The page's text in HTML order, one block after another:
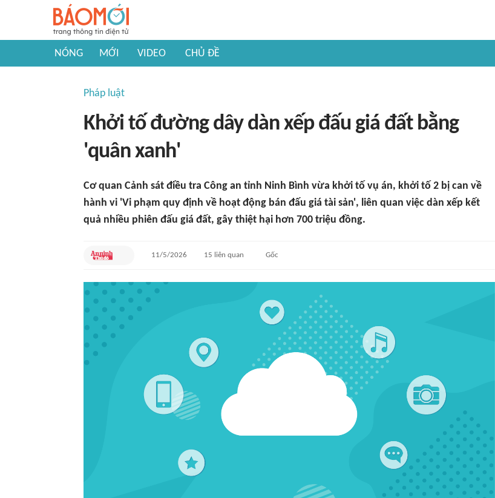
NÓNG MỚI VIDEO CHỦ ĐỀ
Pháp luật
Khởi tố đường dây dàn xếp đấu giá đất bằng
'quân xanh'
Cơ quan Cảnh sát điều tra Công an tỉnh Ninh Bình vừa khởi tố vụ án, khởi tố 2 bị can về
hành vi 'Vi phạm quy định về hoạt động bán đấu giá tài sản', liên quan việc dàn xếp kết
quả nhiều phiên đấu giá đất, gây thiệt hại hơn 700 triệu đồng.
11/5/2026 15 liên quan Gốc